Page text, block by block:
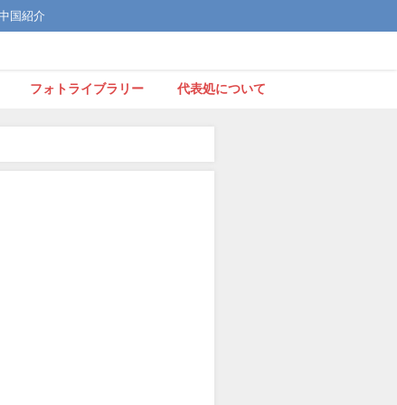
国紹介
フォトライブラリー 代表処について